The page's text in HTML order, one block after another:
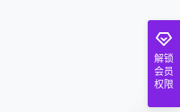
解锁
会员
权限